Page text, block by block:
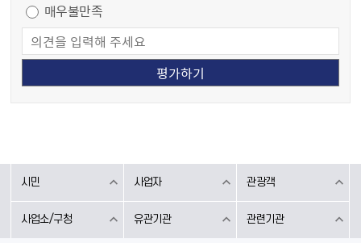
매우불만족
시민 사업자 관광객
사업소/구청 유관기관 관련기관